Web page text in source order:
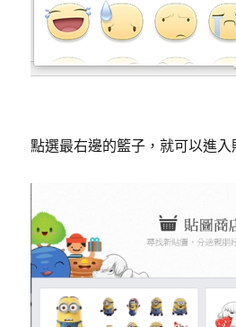
點選最右邊的籃子，就可以進入